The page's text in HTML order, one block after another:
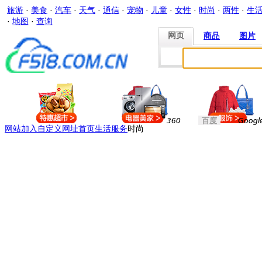
旅游 · 美食 · 汽车 · 天气 · 通信 · 宠物 · 儿童 · 女性 · 时尚 · 两性 · 生
· 地图 · 查询
网页
网页 商品
商品 图片
图片
360 百度
网站加入 自定义网址首页生活服务时尚